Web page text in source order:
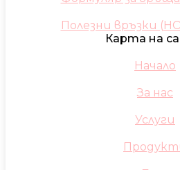
Полезни връзки
Карта на
Начало
За нас
Услуги